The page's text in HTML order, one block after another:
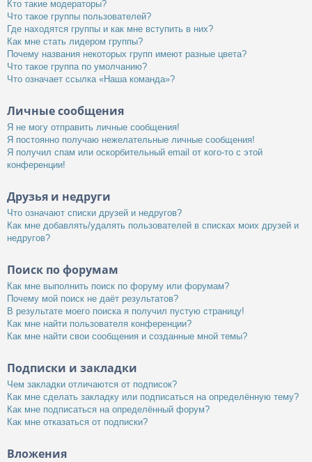
Кто такие модераторы?
Что такое группы пользователей?
Где находятся группы и как мне вступить в них?
Как мне стать лидером группы?
Почему названия некоторых групп имеют разные цвета?
Что такое группа по умолчанию?
Что означает ссылка «Наша команда»?
Личные сообщения
Я не могу отправить личные сообщения!
Я постоянно получаю нежелательные личные сообщения!
Я получил спам или оскорбительный email от кого-то с этой
конференции!
Друзья и недруги
Что означают списки друзей и недругов?
Как мне добавлять/удалять пользователей в списках моих друзей и
недругов?
Поиск по форумам
Как мне выполнить поиск по форуму или форумам?
Почему мой поиск не даёт результатов?
В результате моего поиска я получил пустую страницу!
Как мне найти пользователя конференции?
Как мне найти свои сообщения и созданные мной темы?
Подписки и закладки
Чем закладки отличаются от подписок?
Как мне сделать закладку или подписаться на определённую тему?
Как мне подписаться на определённый форум?
Как мне отказаться от подписки?
Вложения